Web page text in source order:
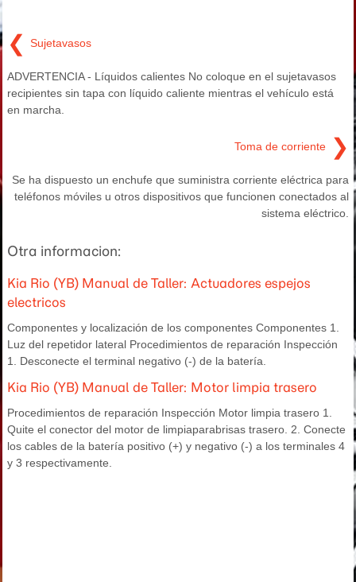
❮ Sujetavasos
ADVERTENCIA - Líquidos calientes No coloque en el sujetavasos
recipientes sin tapa con líquido caliente mientras el vehículo está
en marcha.
Toma de corriente ❯
Se ha dispuesto un enchufe que suministra corriente eléctrica para
teléfonos móviles u otros dispositivos que funcionen conectados al
sistema eléctrico.
Otra informacion:
Kia Rio (YB) Manual de Taller: Actuadores espejos
electricos
Componentes y localización de los componentes Componentes 1.
Luz del repetidor lateral Procedimientos de reparación Inspección
1. Desconecte el terminal negativo (-) de la batería.
Kia Rio (YB) Manual de Taller: Motor limpia trasero
Procedimientos de reparación Inspección Motor limpia trasero 1.
Quite el conector del motor de limpiaparabrisas trasero. 2. Conecte
los cables de la batería positivo (+) y negativo (-) a los terminales 4
y 3 respectivamente.